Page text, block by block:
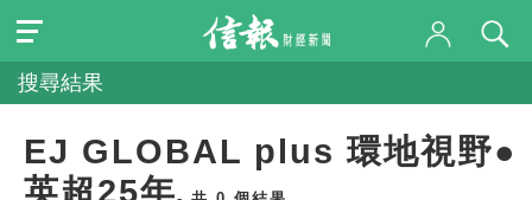
搜尋結果
EJ GLOBAL plus 環地視野●
英超25年